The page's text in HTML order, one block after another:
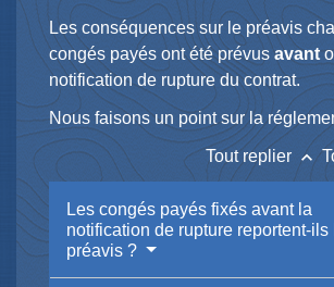
Les conséquences sur le préavis
congés payés ont été prévusavant
notification de rupture du contrat.
Nous faisons un point sur la
Tout replier keyboard_arrow_up
Les congés payés fixés avant la
notification de rupture reportent-ils
préavis ?